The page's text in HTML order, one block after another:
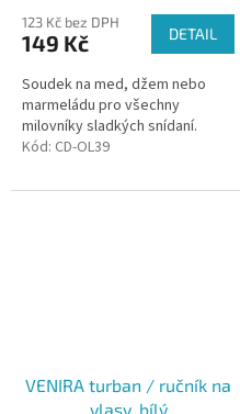
123 Kč bez DPH
149 Kč DETAIL
Soudek na med, džem nebo
marmeládu pro všechny
milovníky sladkých snídaní.
Kód: CD-OL39
VENIRA turban / ručník na
vlasy, bílý